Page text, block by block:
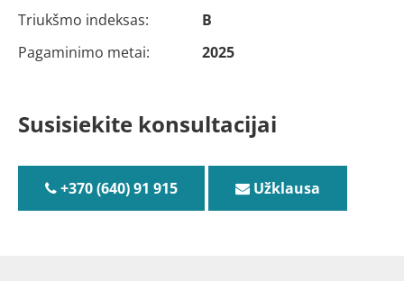
Triukšmo indeksas:
B
Pagaminimo metai:
2025
Susisiekite konsultacijai
+370 (640) 91 915 Užklausa